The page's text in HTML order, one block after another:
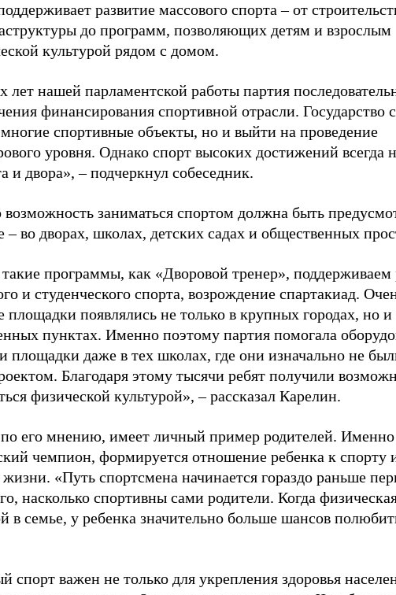
развитие массового спорта – от
до программ, позволяющих детям и взрослым
культурой рядом с домом.
лет нашей парламентской работы партия
финансирования спортивной отрасли. Государство
многие спортивные объекты, но и выйти на проведение
уровня. Однако спорт высоких достижений всегда
и двора», – подчеркнул собеседник.
заниматься спортом должна быть
– во дворах, школах, детских садах и общественных
программы, как «Дворовой тренер», поддерживаем
и студенческого спорта, возрождение спартакиад.
площадки появлялись не только в крупных городах, но и
пунктах. Именно поэтому партия помогала
площадки даже в тех школах, где они изначально не
Благодаря этому тысячи ребят получили
физической культурой», – рассказал Карелин.
его мнению, имеет личный пример родителей. Именно
чемпион, формируется отношение ребенка к спорту
«Путь спортсмена начинается гораздо раньше
насколько спортивны сами родители. Когда
в семье, у ребенка значительно больше шансов
спорт важен не только для укрепления здоровья